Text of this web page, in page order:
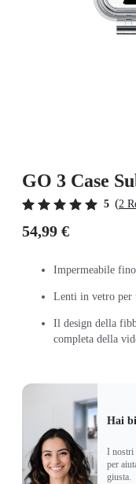
GO 3 Case
5 (2
54,99 €
Impermeabile
Lenti in vetro per
Il design della
completa della
Hai
I nostri
per
giusta.